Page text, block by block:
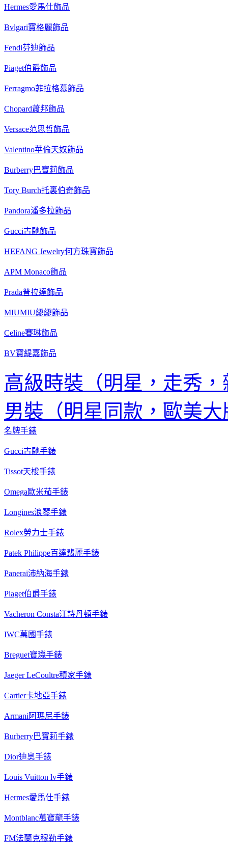
Hermes愛馬仕飾品
Bvlgari寶格麗飾品
Fendi芬迪飾品
Piaget伯爵飾品
Ferragmo菲拉格慕飾品
Chopard蕭邦飾品
Versace范思哲飾品
Valentino華倫天奴飾品
Burberry巴寶莉飾品
Tory Burch托裏伯奇飾品
Pandora潘多拉飾品
Gucci古馳飾品
HEFANG Jewelry何方珠寶飾品
APM Monaco飾品
Prada普拉達飾品
MIUMIU繆繆飾品
Celine賽琳飾品
BV寶緹嘉飾品
高級時裝（明星，走秀，
男裝（明星同款，歐美大
名牌手錶
Gucci古馳手錶
Tissot天梭手錶
Omega歐米茄手錶
Longines浪琴手錶
Rolex勞力士手錶
Patek Philippe百達翡麗手錶
Panerai沛納海手錶
Piaget伯爵手錶
Vacheron Consta江詩丹頓手錶
IWC萬國手錶
Breguet寶璣手錶
Jaeger LeCoultre積家手錶
Cartier卡地亞手錶
Armani阿瑪尼手錶
Burberry巴寶莉手錶
Dior迪奧手錶
Louis Vuitton lv手錶
Hermes愛馬仕手錶
Montblanc萬寶龍手錶
FM法蘭克穆勒手錶